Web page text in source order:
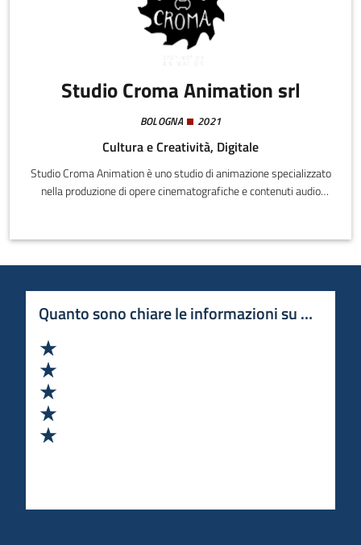
Studio Croma Animation srl
BOLOGNA 2021
Cultura e Creatività, Digitale
Studio Croma Animation è uno studio di animazione specializzato
nella produzione di opere cinematografiche e contenuti audio
messi in successione conferiscono anima e movimento ad
oggetti o marionette inanimati.Il processo creativo che
digitali.
Quanto sono chiare le informazioni su questa